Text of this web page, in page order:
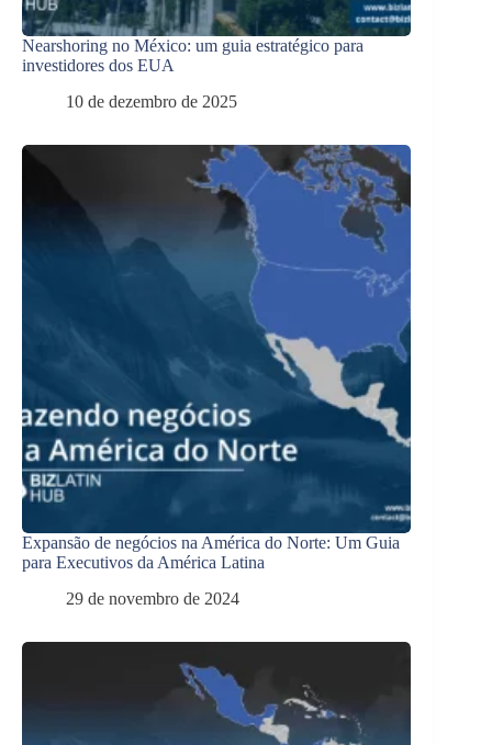
Nearshoring no México: um guia estratégico para
investidores dos EUA
10 de dezembro de 2025
Expansão de negócios na América do Norte: Um Guia
para Executivos da América Latina
29 de novembro de 2024